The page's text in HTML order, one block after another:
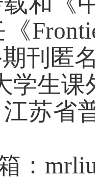
刊匿
学生
苏省
：